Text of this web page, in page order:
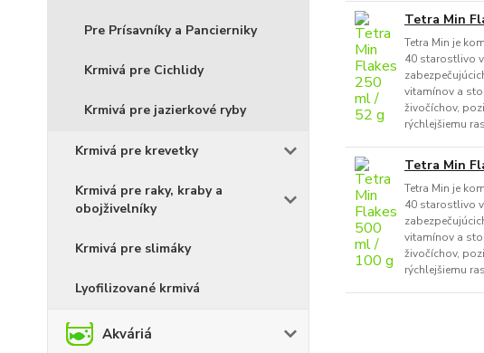
Pre Prísavníky a Pancierniky
Krmivá pre Cichlidy
Krmivá pre jazierkové ryby
Krmivá pre krevetky
Krmivá pre raky, kraby a
obojživelníky
Krmivá pre slimáky
Lyofilizované krmivá
Akváriá
Tetra Min
Tetra Min je
40 starostlivo
vitamínov a
živočíchov,
rýchlejšiemu
Tetra Min
Tetra Min je
40 starostlivo
vitamínov a
živočíchov,
rýchlejšiemu